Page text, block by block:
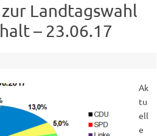
Landtagswahl
– 23.06.17
Ak
tu
ell
e